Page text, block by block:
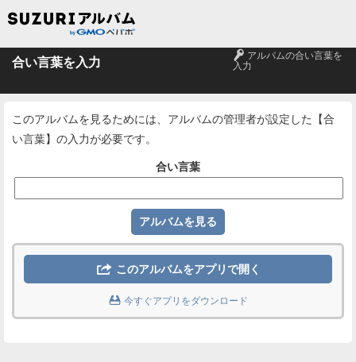
合い言葉を入力 🔑 アルバムの合い言葉を
入力
このアルバムを見るためには、アルバムの管理者が設定した【合
い言葉】の入力が必要です。
合い言葉
 このアルバムをアプリで開く
 今すぐアプリをダウンロード